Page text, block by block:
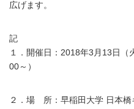
広げます。
記
１．開催日：2018年3月13日（
00～）
２．場 所：早稲田大学 日本